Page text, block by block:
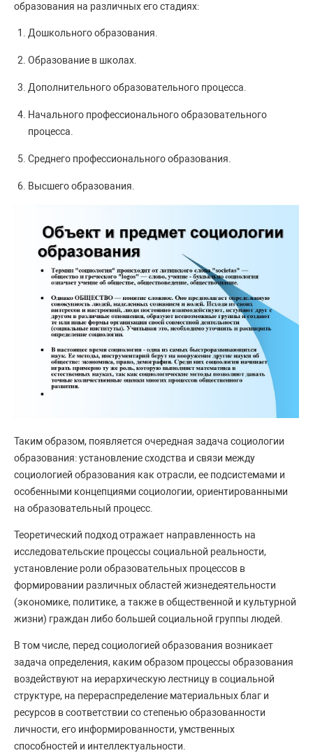
образования на различных его стадиях:
Дошкольного образования.
Образование в школах.
Дополнительного образовательного процесса.
Начального профессионального образовательного
процесса.
Среднего профессионального образования.
Высшего образования.
Таким образом, появляется очередная задача социологии
образования: установление сходства и связи между
социологией образования как отрасли, ее подсистемами и
особенными концепциями социологии, ориентированными
на образовательный процесс.
Теоретический подход отражает направленность на
исследовательские процессы социальной реальности,
установление роли образовательных процессов в
формировании различных областей жизнедеятельности
(экономике, политике, а также в общественной и культурной
жизни) граждан либо большей социальной группы людей.
В том числе, перед социологией образования возникает
задача определения, каким образом процессы образования
воздействуют на иерархическую лестницу в социальной
структуре, на перераспределение материальных благ и
ресурсов в соответствии со степенью образованности
личности, его информированности, умственных
способностей и интеллектуальности.